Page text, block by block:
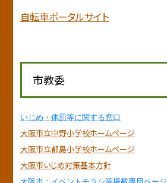
自転車ポータルサイト
市教委
いじめ・体罰等に関する窓口
大阪市立中野小学校ホームページ
大阪市立都島小学校ホームページ
大阪市いじめ対策基本方針